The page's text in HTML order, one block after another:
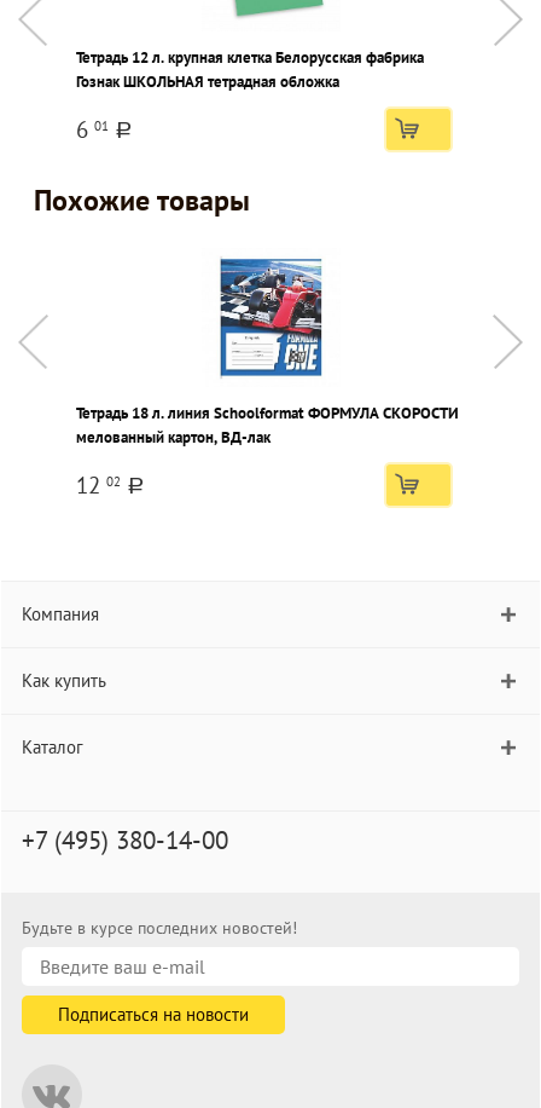
Тетрадь 12 л. крупная клетка Белорусская фабрика
Гознак ШКОЛЬНАЯ тетрадная обложка
6 01 a
Похожие товары
Тетрадь 18 л. линия Schoolformat ФОРМУЛА СКОРОСТИ
мелованный картон, ВД-лак
12 02 a
Компания
Как купить
Каталог
+7 (495) 380-14-00
Будьте в курсе последних новостей!